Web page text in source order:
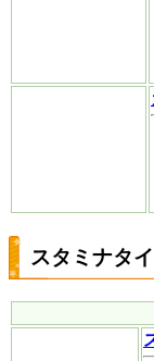
スタミナタ